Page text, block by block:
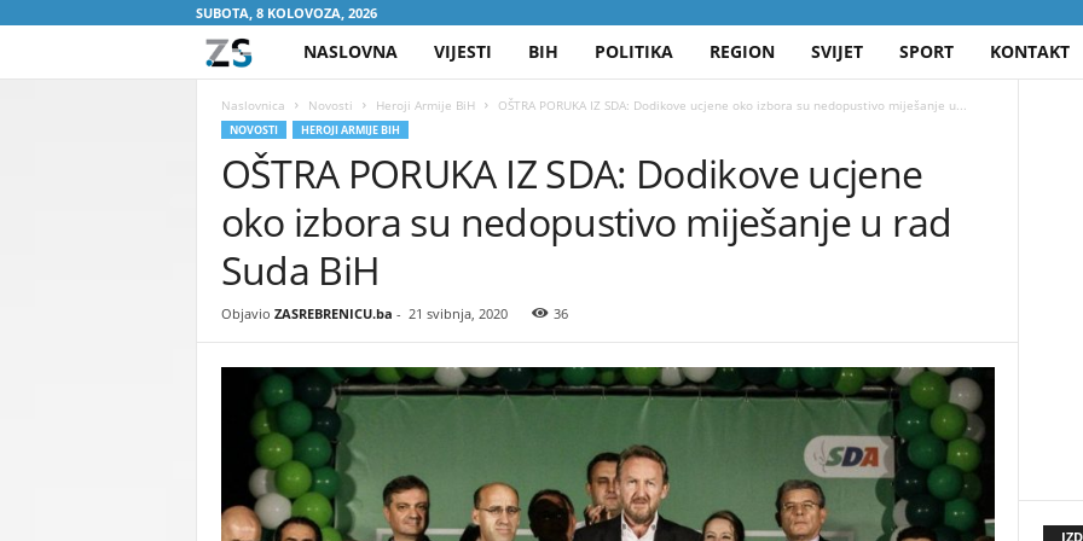
SUBOTA, 8 KOLOVOZA, 2026
A
S
E
B
R
N
I
NASLOVNA VIJESTI BIH POLITIKA REGION SVIJET SPORT KONTAKT
Naslovnica Novosti Heroji Armije BiH OŠTRA PORUKA IZ SDA: Dodikove ucjene oko izbora su nedopustivo miješanje u...
NOVOSTI HEROJI ARMIJE BIH
OŠTRA PORUKA IZ SDA: Dodikove ucjene
oko izbora su nedopustivo miješanje u rad
Suda BiH
Objavio ZASREBRENICU.ba - 21 svibnja, 2020 36